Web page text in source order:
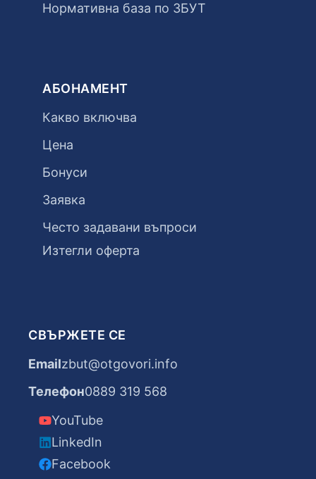
Нормативна база по ЗБУТ
АБОНАМЕНТ
Какво включва
Цена
Бонуси
Заявка
Често задавани въпроси
Изтегли оферта
СВЪРЖЕТЕ СЕ
Emailzbut@otgovori.info
Телефон0889 319 568
YouTube
LinkedIn
Facebook